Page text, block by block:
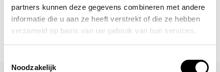
partners kunnen deze gegevens combineren met andere
informatie die u aan ze heeft verstrekt of die ze hebben
verzameld op basis van uw gebruik van hun services.
Noodzakelijk